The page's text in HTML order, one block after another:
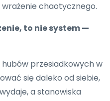
chaotycznego.
to nie system —
hubów przesiadkowych w
się daleko od siebie,
a stanowiska